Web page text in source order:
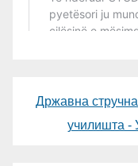
Државна
училишта -